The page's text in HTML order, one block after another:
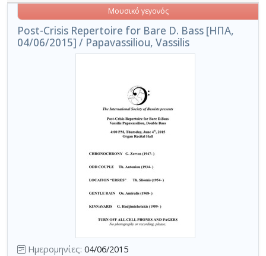
Post-Crisis Repertoire for Bare D. Bass [ΗΠΑ,
04/06/2015] / Papavassiliou, Vassilis
Μουσικό γεγονός
Ημερομηνίες: 04/06/2015